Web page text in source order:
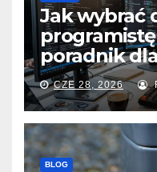
Jak wybrać
poradnik
CZE 28, 2026
BLOG